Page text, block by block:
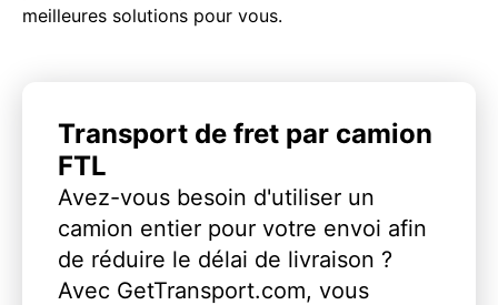
meilleures solutions pour vous.
Transport de fret par camion
FTL
Avez-vous besoin d'utiliser un
camion entier pour votre envoi afin
de réduire le délai de livraison ?
Avec GetTransport.com, vous